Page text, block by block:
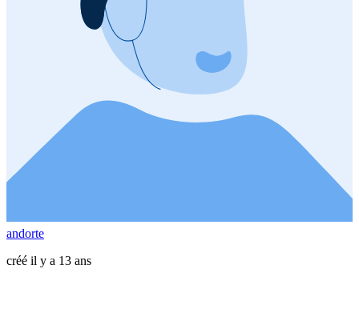
andorte
créé il y a 13 ans